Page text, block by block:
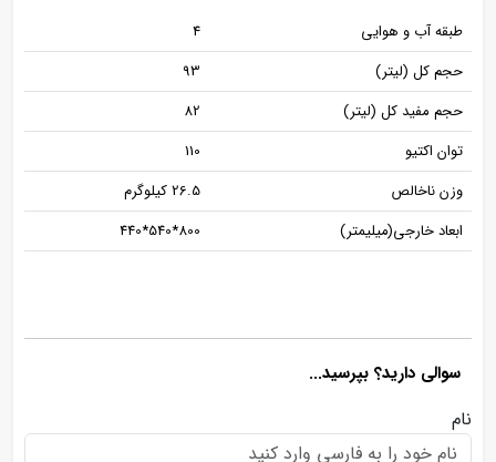
طبقه آب و هوایی
4
حجم کل (لیتر)
93
حجم مفید کل (لیتر)
82
توان اکتیو
110
وزن ناخالص
26.5 کیلوگرم
ابعاد خارجی(میلیمتر)
800*540*440
سوالی دارید؟ بپرسید...
نام